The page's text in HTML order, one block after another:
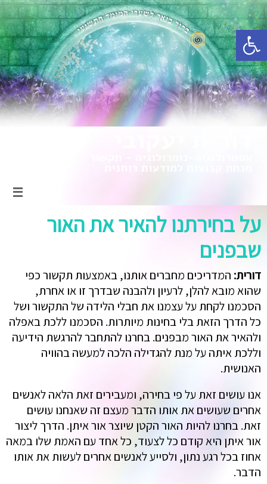
פתח סרגל נגישות
על בחירתנו להאיר את האור
שבפנים
דורית: המדריכים מחברים אותנו, באמצעות תקשור כפי
שהוא מובא להלן, לרעיון ולהבנה שבדרך זו או אחרת,
הסכמנו לקחת על עצמנו את חבלי הלידה של התקשור ושל
כל הדרך הזאת בלי בחינות מיותרות. הסכמנו ללכת באפלה
ולהאיר את האור מבפנים. בחרנו להתחבר להרגשת הידיעה
וללכת איתה על מנת להגדילה הלכה למעשה בהוויה
האנושית.
אנו עושים זאת על פי בחירה, ומעבירים זאת הלאה לאנשים
אחרים שעושים את אותו הדבר מעצם זה שאנחנו עושים
זאת. בחרנו להיות האור הקטן שיוצר אור איתן. הדרך ליצור
אור איתן היא קודם כל לצעוד, כל אחד עם האמת שלו במאה
אחוז בכל רגע נתון, ולסייע לאנשים אחרים לעשות את אותו
הדבר.